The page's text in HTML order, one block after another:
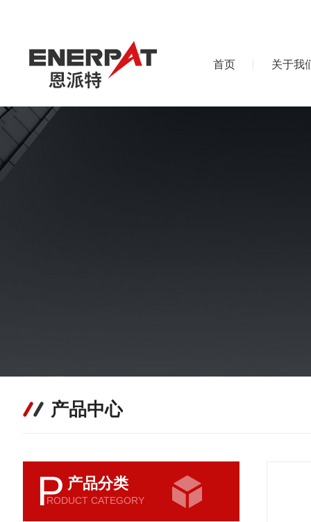
首页 关于我
产品中心
P 产品分类
RODUCT CATEGORY